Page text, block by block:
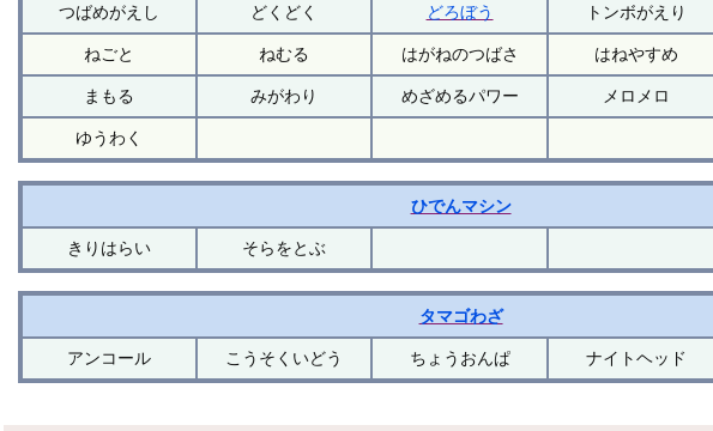
つばめがえし どくどく どろぼう トンボがえり
ねごと ねむる はがねのつばさ はねやすめ
まもる みがわり めざめるパワー メロメロ
ゆうわく
ひでんマシン
きりはらい そらをとぶ
タマゴわざ
アンコール こうそくいどう ちょうおんぱ ナイトヘッド